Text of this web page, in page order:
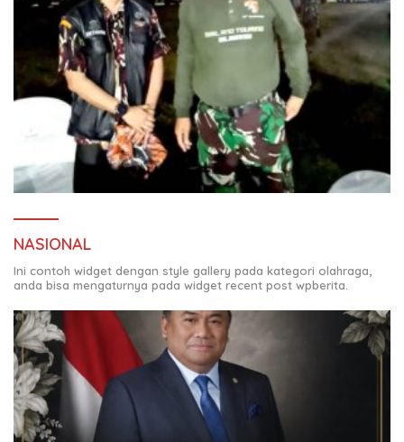
NASIONAL
Ini contoh widget dengan style gallery pada kategori olahraga,
anda bisa mengaturnya pada widget recent post wpberita.